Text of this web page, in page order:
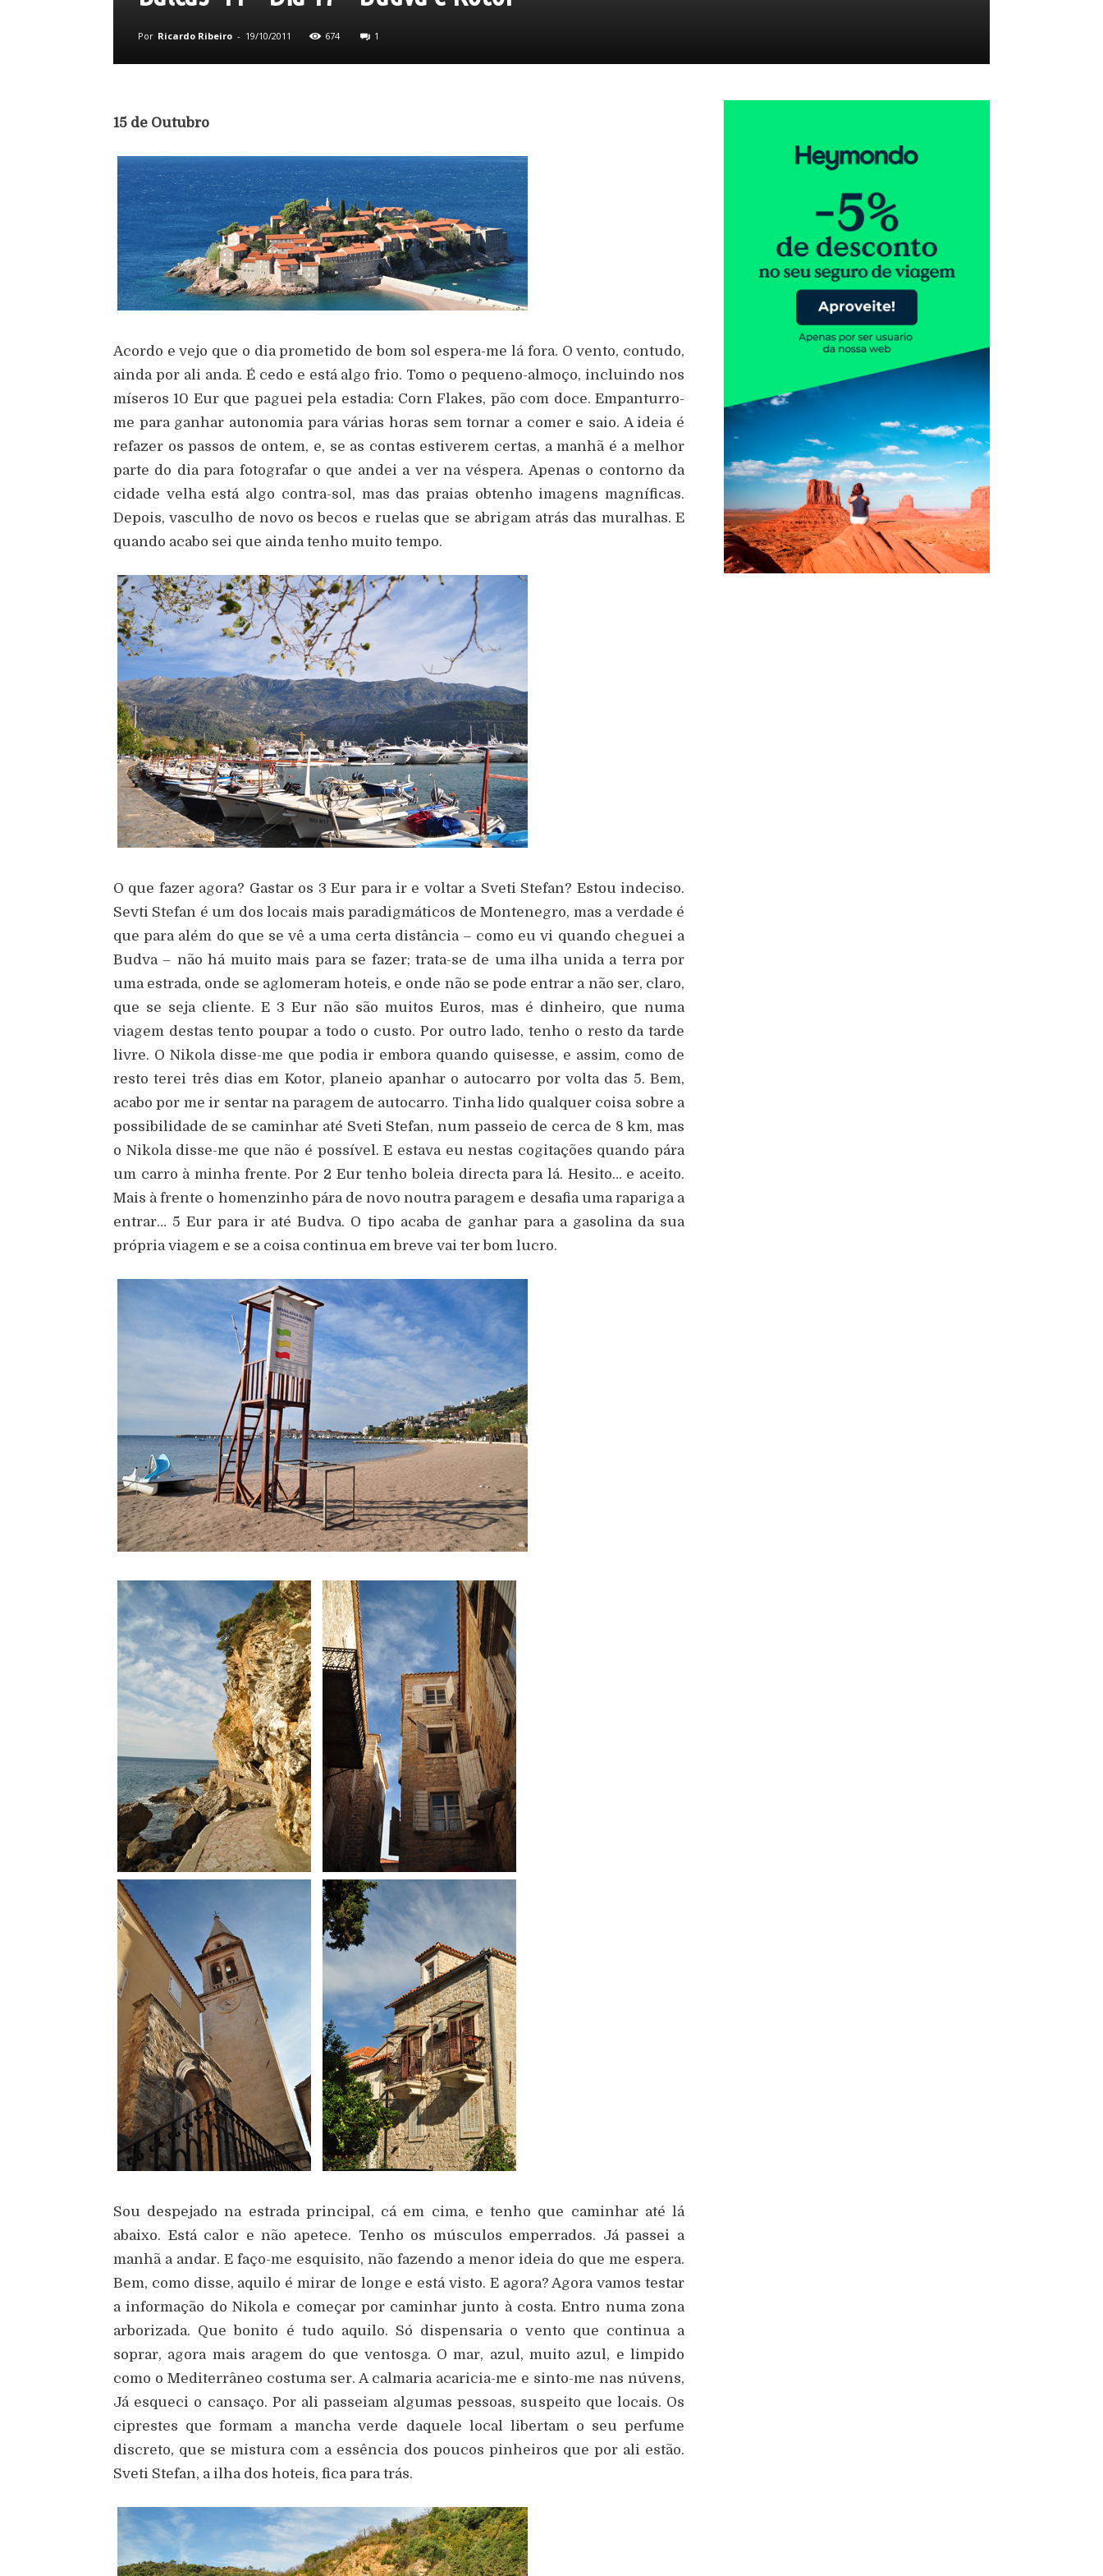
Por Ricardo Ribeiro - 19/10/2011 674 1
15 de Outubro
Acordo e vejo que o dia prometido de bom sol espera-me lá fora. O vento, contudo,
ainda por ali anda. É cedo e está algo frio. Tomo o pequeno-almoço, incluindo nos
míseros 10 Eur que paguei pela estadia: Corn Flakes, pão com doce. Empanturro-
me para ganhar autonomia para várias horas sem tornar a comer e saio. A ideia é
refazer os passos de ontem, e, se as contas estiverem certas, a manhã é a melhor
parte do dia para fotografar o que andei a ver na véspera. Apenas o contorno da
cidade velha está algo contra-sol, mas das praias obtenho imagens magníficas.
Depois, vasculho de novo os becos e ruelas que se abrigam atrás das muralhas. E
quando acabo sei que ainda tenho muito tempo.
O que fazer agora? Gastar os 3 Eur para ir e voltar a Sveti Stefan? Estou indeciso.
Sevti Stefan é um dos locais mais paradigmáticos de Montenegro, mas a verdade é
que para além do que se vê a uma certa distância – como eu vi quando cheguei a
Budva – não há muito mais para se fazer; trata-se de uma ilha unida a terra por
uma estrada, onde se aglomeram hoteis, e onde não se pode entrar a não ser, claro,
que se seja cliente. E 3 Eur não são muitos Euros, mas é dinheiro, que numa
viagem destas tento poupar a todo o custo. Por outro lado, tenho o resto da tarde
livre. O Nikola disse-me que podia ir embora quando quisesse, e assim, como de
resto terei três dias em Kotor, planeio apanhar o autocarro por volta das 5. Bem,
acabo por me ir sentar na paragem de autocarro. Tinha lido qualquer coisa sobre a
possibilidade de se caminhar até Sveti Stefan, num passeio de cerca de 8 km, mas
o Nikola disse-me que não é possível. E estava eu nestas cogitações quando pára
um carro à minha frente. Por 2 Eur tenho boleia directa para lá. Hesito… e aceito.
Mais à frente o homenzinho pára de novo noutra paragem e desafia uma rapariga a
entrar… 5 Eur para ir até Budva. O tipo acaba de ganhar para a gasolina da sua
própria viagem e se a coisa continua em breve vai ter bom lucro.
Sou despejado na estrada principal, cá em cima, e tenho que caminhar até lá
abaixo. Está calor e não apetece. Tenho os músculos emperrados. Já passei a
manhã a andar. E faço-me esquisito, não fazendo a menor ideia do que me espera.
Bem, como disse, aquilo é mirar de longe e está visto. E agora? Agora vamos testar
a informação do Nikola e começar por caminhar junto à costa. Entro numa zona
arborizada. Que bonito é tudo aquilo. Só dispensaria o vento que continua a
soprar, agora mais aragem do que ventosga. O mar, azul, muito azul, e limpido
como o Mediterrâneo costuma ser. A calmaria acaricia-me e sinto-me nas núvens,
Já esqueci o cansaço. Por ali passeiam algumas pessoas, suspeito que locais. Os
ciprestes que formam a mancha verde daquele local libertam o seu perfume
discreto, que se mistura com a essência dos poucos pinheiros que por ali estão.
Sveti Stefan, a ilha dos hoteis, fica para trás.